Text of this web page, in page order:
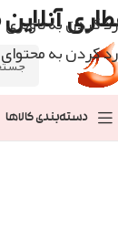
رد کردن به ناوبری
رد کردن به
دسته‌بندی کالاها